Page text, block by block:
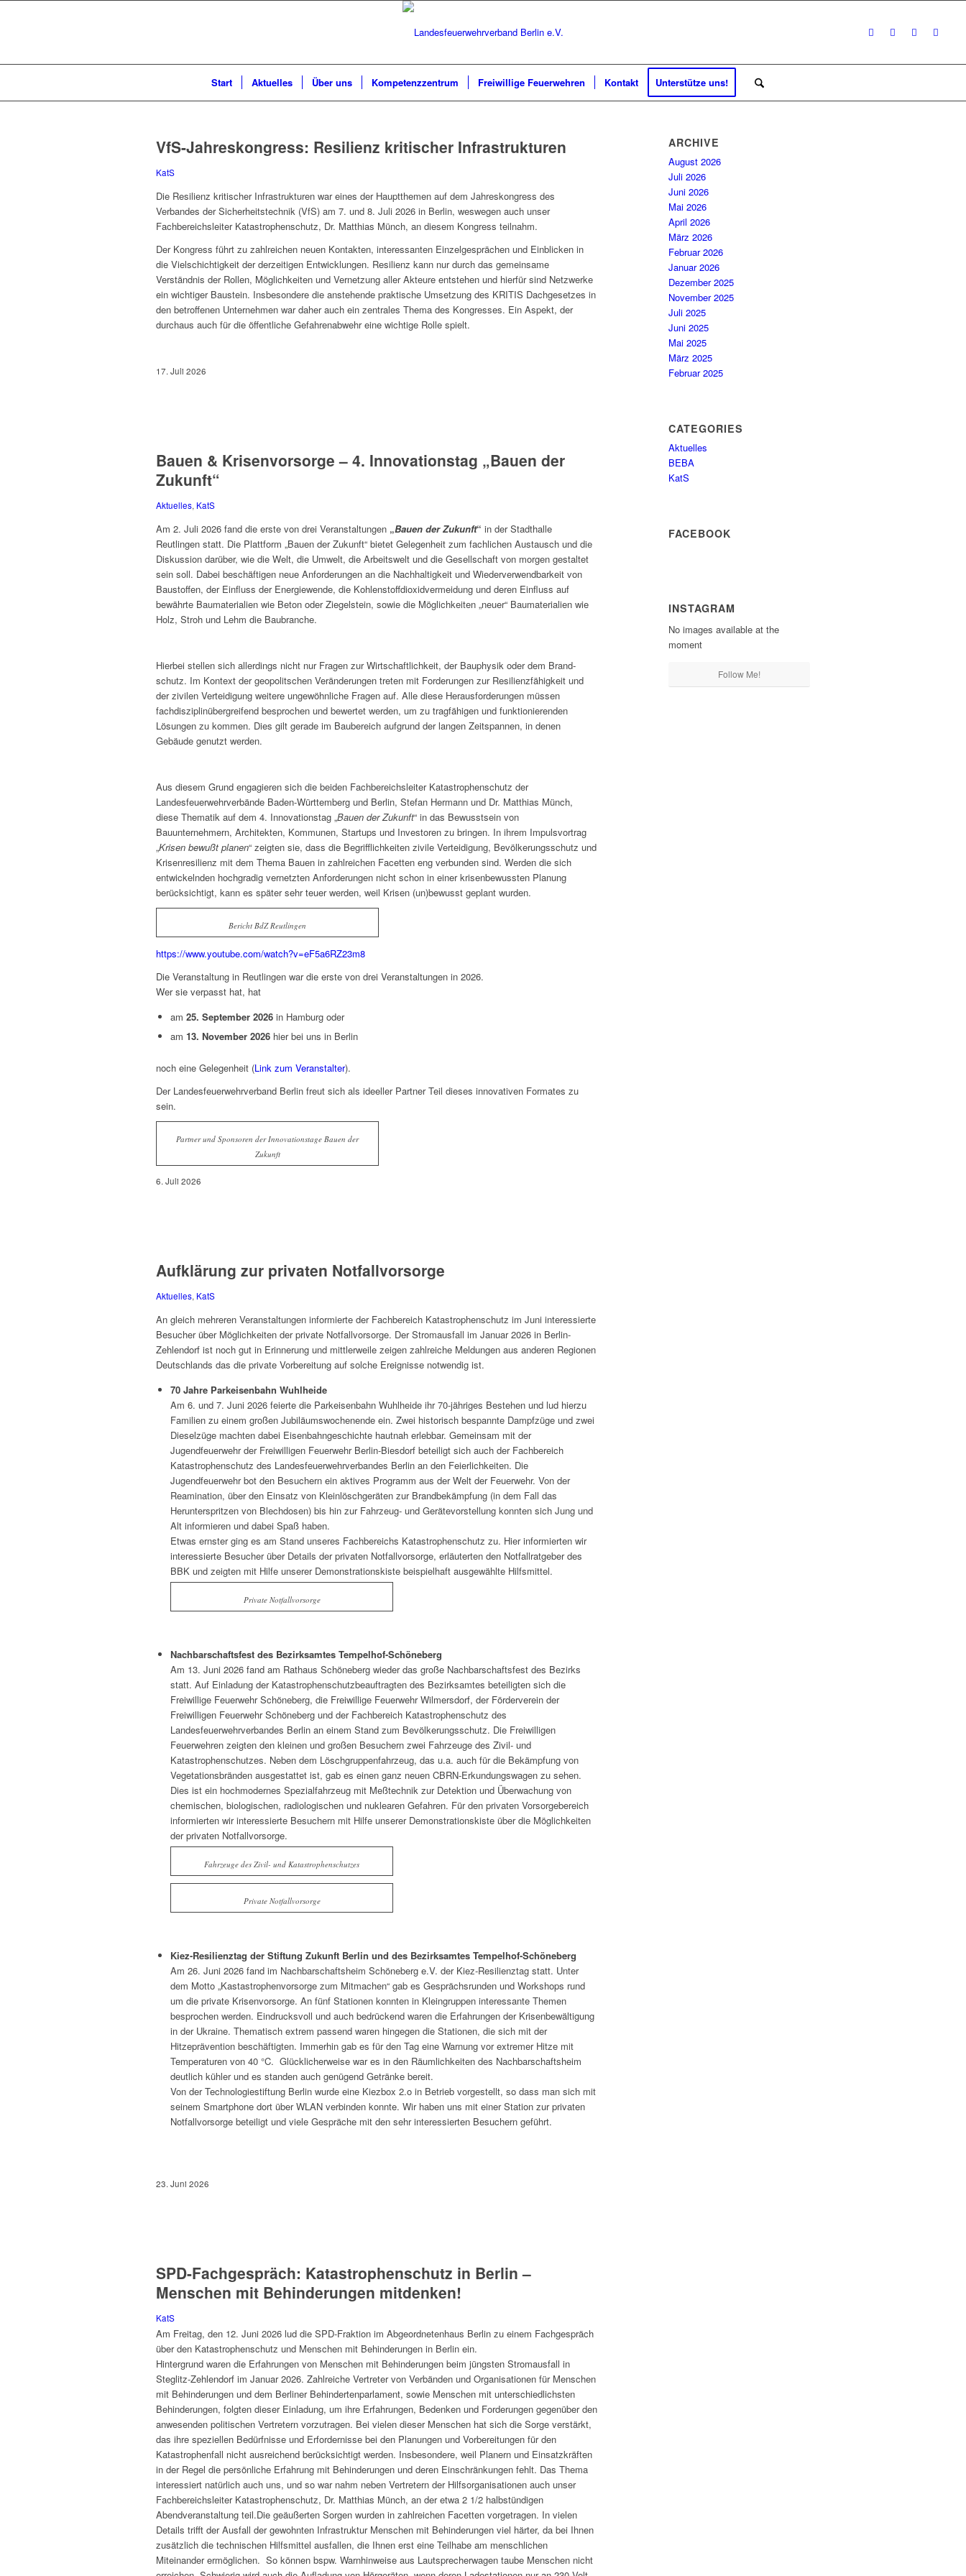
Start Aktuelles Über uns Kompetenzzentrum Freiwillige Feuerwehren Kontakt Unterstütze uns!
VfS-Jahreskongress: Resilienz kritischer Infrastrukturen
KatS
Die Resilienz kritischer Infrastrukturen war eines der Hauptthemen auf dem Jahreskongress des
Verbandes der Sicherheitstechnik (VfS) am 7. und 8. Juli 2026 in Berlin, weswegen auch unser
Fachbereichsleiter Katastrophenschutz, Dr. Matthias Münch, an diesem Kongress teilnahm.
Der Kongress führt zu zahlreichen neuen Kontakten, interessanten Einzelgesprächen und Einblicken in
die Vielschichtigkeit der derzeitigen Entwicklungen. Resilienz kann nur durch das gemeinsame
Verständnis der Rollen, Möglichkeiten und Vernetzung aller Akteure entstehen und hierfür sind Netzwerke
ein wichtiger Baustein. Insbesondere die anstehende praktische Umsetzung des KRITIS Dachgesetzes in
den betroffenen Unternehmen war daher auch ein zentrales Thema des Kongresses. Ein Aspekt, der
durchaus auch für die öffentliche Gefahrenabwehr eine wichtige Rolle spielt.
17. Juli 2026
Bauen & Krisenvorsorge – 4. Innovationstag „Bauen der
Zukunft“
Aktuelles, KatS
Am 2. Juli 2026 fand die erste von drei Veranstaltungen „Bauen der Zukunft“ in der Stadthalle
Reutlingen statt. Die Plattform „Bauen der Zukunft“ bietet Gelegenheit zum fachlichen Austausch und die
Diskussion darüber, wie die Welt, die Umwelt, die Arbeitswelt und die Gesellschaft von morgen gestaltet
sein soll. Dabei beschäftigen neue Anforderungen an die Nachhaltigkeit und Wiederverwendbarkeit von
Baustoffen, der Einfluss der Energiewende, die Kohlenstoffdioxidvermeidung und deren Einfluss auf
bewährte Baumaterialien wie Beton oder Ziegelstein, sowie die Möglichkeiten „neuer“ Bauma­terialien wie
Holz, Stroh und Lehm die Baubranche.
Hierbei stellen sich allerdings nicht nur Fragen zur Wirtschaftlichkeit, der Bauphysik oder dem Brand­
schutz. Im Kontext der geopolitschen Veränderungen treten mit Forderungen zur Resilienzfähigkeit und
der zivilen Verteidigung weitere unge­wöhnliche Fragen auf. Alle diese Herausforderungen müssen
fachdisziplinübergreifend be­sprochen und bewertet werden, um zu tragfähigen und funktionierenden
Lösungen zu kommen. Dies gilt gerade im Baubereich aufgrund der langen Zeitspannen, in denen
Gebäude genutzt werden.
Aus diesem Grund engagieren sich die beiden Fachbereichsleiter Katastrophenschutz der
Landesfeuerwehrverbände Baden-Württemberg und Berlin, Stefan Hermann und Dr. Matthias Münch,
diese Thematik auf dem 4. Innovationstag „Bauen der Zukunft“ in das Bewusstsein von
Bauunternehmern, Architekten, Kommunen, Startups und Investoren zu bringen. In ihrem Impulsvortrag
„Krisen bewußt planen“ zeigten sie, dass die Begrifflichkeiten zivile Verteidigung, Bevölkerungsschutz und
Krisenresilienz mit dem Thema Bauen in zahlreichen Facetten eng verbunden sind. Werden die sich
entwickelnden hochgradig vernetzten Anforderungen nicht schon in einer krisenbewussten Planung
berücksichtigt, kann es später sehr teuer werden, weil Krisen (un)bewusst geplant wurden.
Bericht BdZ Reutlingen
https://www.youtube.com/watch?v=eF5a6RZ23m8
Die Veranstaltung in Reutlingen war die erste von drei Veranstaltungen in 2026.
Wer sie verpasst hat, hat
am 25. September 2026 in Hamburg oder
am 13. November 2026 hier bei uns in Berlin
noch eine Gelegenheit (Link zum Veranstalter).
Der Landesfeuerwehrverband Berlin freut sich als ideeller Partner Teil dieses innovativen Formates zu
sein.
Partner und Sponsoren der Innovationstage Bauen der
Zukunft
6. Juli 2026
Aufklärung zur privaten Notfallvorsorge
Aktuelles, KatS
An gleich mehreren Veranstaltungen informierte der Fachbereich Katastrophenschutz im Juni interessierte
Besucher über Möglichkeiten der private Notfallvorsorge. Der Stromausfall im Januar 2026 in Berlin-
Zehlendorf ist noch gut in Erinnerung und mittlerweile zeigen zahlreiche Meldungen aus anderen Regionen
Deutschlands das die private Vorbereitung auf solche Ereignisse notwendig ist.
70 Jahre Parkeisenbahn Wuhlheide
Am 6. und 7. Juni 2026 feierte die Parkeisenbahn Wuhlheide ihr 70-jähriges Bestehen und lud hierzu
Familien zu einem großen Jubiläumswochenende ein. Zwei historisch bespannte Dampfzüge und zwei
Dieselzüge machten dabei Eisenbahngeschichte hautnah erlebbar. Gemeinsam mit der
Jugendfeuerwehr der Freiwilligen Feuerwehr Berlin-Biesdorf beteiligt sich auch der Fachbereich
Katastrophenschutz des Landesfeuerwehrverbandes Berlin an den Feierlichkeiten. Die
Jugendfeuerwehr bot den Besuchern ein aktives Programm aus der Welt der Feuerwehr. Von der
Reamination, über den Einsatz von Kleinlöschgeräten zur Brandbekämpfung (in dem Fall das
Herunterspritzen von Blechdosen) bis hin zur Fahrzeug- und Gerätevorstellung konnten sich Jung und
Alt informieren und dabei Spaß haben.
Etwas ernster ging es am Stand unseres Fachbereichs Katastrophenschutz zu. Hier informierten wir
interessierte Besucher über Details der privaten Notfallvorsorge, erläuterten den Notfallratgeber des
BBK und zeigten mit Hilfe unserer Demonstrationskiste beispielhaft ausgewählte Hilfsmittel.
Private Notfallvorsorge
Nachbarschaftsfest des Bezirksamtes Tempelhof-Schöneberg
Am 13. Juni 2026 fand am Rathaus Schöneberg wieder das große Nachbarschaftsfest des Bezirks
statt. Auf Einladung der Katastrophenschutzbeauftragten des Bezirksamtes beteiligten sich die
Freiwillige Feuerwehr Schöneberg, die Freiwillige Feuerwehr Wilmersdorf, der Förderverein der
Freiwilligen Feuerwehr Schöneberg und der Fachbereich Katastrophenschutz des
Landesfeuerwehrverbandes Berlin an einem Stand zum Bevölkerungsschutz. Die Freiwilligen
Feuerwehren zeigten den kleinen und großen Besuchern zwei Fahrzeuge des Zivil- und
Katastrophenschutzes. Neben dem Löschgruppenfahrzeug, das u.a. auch für die Bekämpfung von
Vegetationsbränden ausgestattet ist, gab es einen ganz neuen CBRN-Erkundungswagen zu sehen.
Dies ist ein hochmodernes Spezialfahrzeug mit Meßtechnik zur Detektion und Überwachung von
chemischen, biologischen, radiologischen und nuklearen Gefahren. Für den privaten Vorsorgebereich
informierten wir interessierte Besuchern mit Hilfe unserer Demonstrationskiste über die Möglichkeiten
der privaten Notfallvorsorge.
Fahrzeuge des Zivil- und Katastrophenschutzes
Private Notfallvorsorge
Kiez-Resilienztag der Stiftung Zukunft Berlin und des Bezirksamtes Tempelhof-Schöneberg
Am 26. Juni 2026 fand im Nachbarschaftsheim Schöneberg e.V. der Kiez-Resilienztag statt. Unter
dem Motto „Kastastrophenvorsorge zum Mitmachen“ gab es Gesprächsrunden und Workshops rund
um die private Krisenvorsorge. An fünf Stationen konnten in Kleingruppen interessante Themen
besprochen werden. Eindrucksvoll und auch bedrückend waren die Erfahrungen der Krisenbewältigung
in der Ukraine. Thematisch extrem passend waren hingegen die Stationen, die sich mit der
Hitzeprävention beschäftigten. Immerhin gab es für den Tag eine Warnung vor extremer Hitze mit
Temperaturen von 40 °C. Glücklicherweise war es in den Räumlichkeiten des Nachbarschaftsheim
deutlich kühler und es standen auch genügend Getränke bereit.
Von der Technologiestiftung Berlin wurde eine Kiezbox 2.o in Betrieb vorgestellt, so dass man sich mit
seinem Smartphone dort über WLAN verbinden konnte. Wir haben uns mit einer Station zur privaten
Notfallvorsorge beteiligt und viele Gespräche mit den sehr interessierten Besuchern geführt.
23. Juni 2026
SPD-Fachgespräch: Katastrophenschutz in Berlin –
Menschen mit Behinderungen mitdenken!
KatS
Am Freitag, den 12. Juni 2026 lud die SPD-Fraktion im Abgeordnetenhaus Berlin zu einem Fachgespräch
über den Katastrophenschutz und Menschen mit Behinderungen in Berlin ein.
Hintergrund waren die Erfahrungen von Menschen mit Behinderungen beim jüngsten Stromausfall in
Steglitz-Zehlendorf im Januar 2026. Zahlreiche Vertreter von Verbänden und Organisationen für Menschen
mit Behinderungen und dem Berliner Behindertenparlament, sowie Menschen mit unterschiedlichsten
Behinderungen, folgten dieser Einladung, um ihre Erfahrungen, Bedenken und Forderungen gegenüber den
anwesenden politischen Vertretern vorzutragen. Bei vielen dieser Menschen hat sich die Sorge verstärkt,
das ihre speziellen Bedürfnisse und Erfordernisse bei den Planungen und Vorbereitungen für den
Katastrophenfall nicht ausreichend berücksichtigt werden. Insbesondere, weil Planern und Einsatzkräften
in der Regel die persönliche Erfahrung mit Behinderungen und deren Einschränkungen fehlt. Das Thema
interessiert natürlich auch uns, und so war nahm neben Vertretern der Hilfsorganisationen auch unser
Fachbereichsleiter Katastrophenschutz, Dr. Matthias Münch, an der etwa 2 1/2 halbstündigen
Abendveranstaltung teil.Die geäußerten Sorgen wurden in zahlreichen Facetten vorgetragen. In vielen
Details trifft der Ausfall der gewohnten Infrastruktur Menschen mit Behinderungen viel härter, da bei Ihnen
zusätzlich die technischen Hilfsmittel ausfallen, die Ihnen erst eine Teilhabe am menschlichen
Miteinander ermöglichen. So können bspw. Warnhinweise aus Lautsprecherwagen taube Menschen nicht
ARCHIVE
August 2026
Juli 2026
Juni 2026
Mai 2026
April 2026
März 2026
Februar 2026
Januar 2026
Dezember 2025
November 2025
Juli 2025
Juni 2025
Mai 2025
März 2025
Februar 2025
CATEGORIES
Aktuelles
BEBA
KatS
FACEBOOK
INSTAGRAM
No images available at the
moment
Follow Me!